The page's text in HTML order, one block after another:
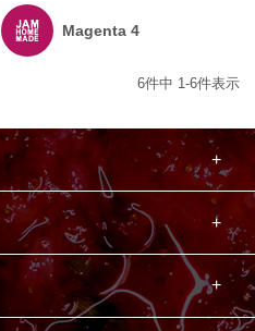
Magenta 4
6件中 1-6件表示